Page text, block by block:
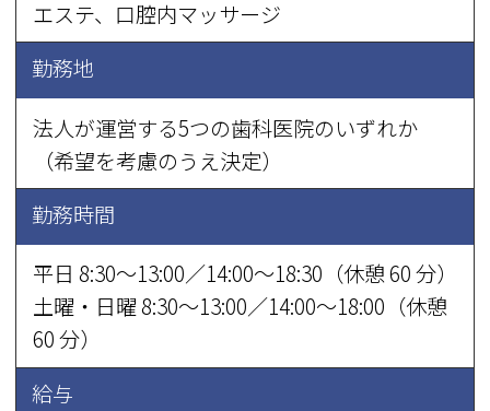
エステ、口腔内マッサージ
勤務地
法人が運営する5つの歯科医院のいずれか
（希望を考慮のうえ決定）
勤務時間
平日 8:30～13:00／14:00～18:30（休憩 60 分）
土曜・日曜 8:30～13:00／14:00～18:00（休憩
60 分）
給与